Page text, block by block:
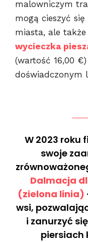
malowniczym
mogą cieszyć
miasta, ale
wycieczka
(wartość 16,00
doświadczonym
W 2023 roku
swoje
Dalmacja
(zielona linia)
wsi,
i zanurzyć
piersiach